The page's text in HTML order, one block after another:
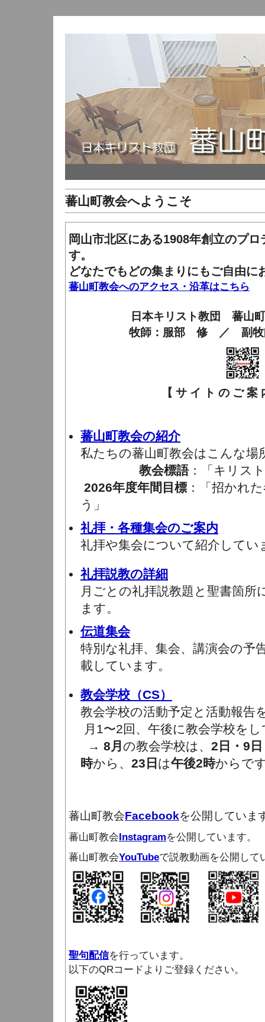
蕃山町教会へようこそ
岡山市北区にある1908年創立のプ
す。
どなたでもどの集まりにもご自由に
蕃山町教会へのアクセス・沿革はこちら
日本キリスト教団 蕃山
牧師：服部 修 ／ 副牧
【 サ イ ト の ご 案 内
蕃山町教会の紹介
私たちの蕃山町教会はこんな場
教会標語：「キリス
2026年度年間目標 ：「招かれ
う」
礼拝・各種集会のご案内
礼拝や集会について紹介してい
礼拝説教の詳細
月ごとの礼拝説教題と聖書箇所
ます。
伝道集会
特別な礼拝、集会、講演会の予
載しています。
教会学校（CS）
教会学校の活動予定と活動報告
月1〜2回、午後に教会学校を
→ 8月 の教会学校は、 2日・9
時から、 23日 は午後2時からで
蕃山町教会Facebookを公開していま
蕃山町教会Instagramを公開しています。
蕃山町教会YouTubeで説教動画を公開して
聖句配信を行っています。
以下のQRコードよりご登録ください。